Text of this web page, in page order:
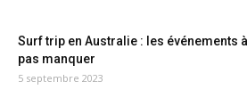
Surf trip en Australie : les événements
pas manquer
5 septembre 2023